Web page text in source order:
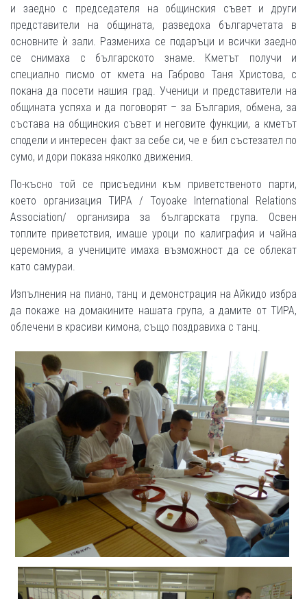
и заедно с председателя на общинския съвет и други
представители на общината, разведоха българчетата в
основните ѝ зали. Размениха се подаръци и всички заедно
се снимаха с българското знаме. Кметът получи и
специално писмо от кмета на Габрово Таня Христова, с
покана да посети нашия град. Ученици и представители на
общината успяха и да поговорят – за България, обмена, за
състава на общинския съвет и неговите функции, а кметът
сподели и интересен факт за себе си, че е бил състезател по
сумо, и дори показа няколко движения.
По-късно той се присъедини към приветственото парти,
което организация ТИРА / Toyoake International Relations
Association/ организира за българската група. Освен
топлите приветствия, имаше уроци по калиграфия и чайна
церемония, а учениците имаха възможност да се облекат
като самураи.
Изпълнения на пиано, танц и демонстрация на Айкидо избра
да покаже на домакините нашата група, а дамите от ТИРА,
облечени в красиви кимона, също поздравиха с танц.